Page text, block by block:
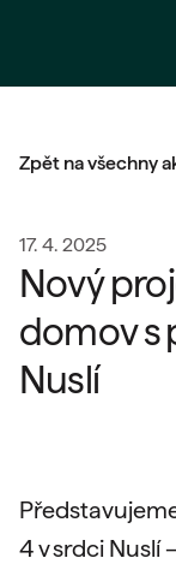
Zpět na všechny
17. 4. 2025
Nový
domov s
Nuslí
4 v srdci Nuslí